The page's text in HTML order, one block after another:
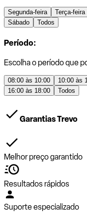
Segunda-feira Terça-feira
Sábado
Todos
Período:
Escolha o período que
08:00 às 10:00 10:00 às
16:00 às 18:00
Todos
Garantias Trevo
Melhor preço garantido
Resultados rápidos
Suporte especializado